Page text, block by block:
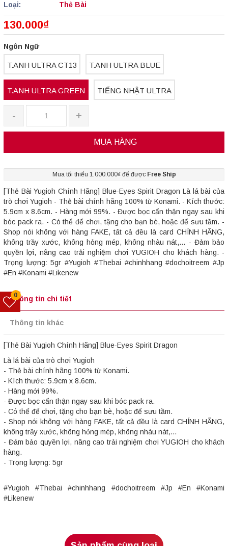
Loại:
Thẻ Bài
130.000₫
Ngôn Ngữ
T.ANH ULTRA CT13 T.ANH ULTRA BLUE
T.ANH ULTRA GREEN TIẾNG NHẬT ULTRA
- +
MUA HÀNG
Mua tối thiểu 1.000.000₫ để được Free Ship
[Thẻ Bài Yugioh Chính Hãng] Blue-Eyes Spirit Dragon Là lá bài của
trò chơi Yugioh - Thẻ bài chính hãng 100% từ Konami. - Kích thước:
5.9cm x 8.6cm. - Hàng mới 99%. - Được bọc cẩn thận ngay sau khi
bóc pack ra. - Có thể để chơi, tặng cho bạn bè, hoặc để sưu tầm. -
Shop nói không với hàng FAKE, tất cả đều là card CHÍNH HÃNG,
không trầy xước, không hỏng mép, không nhàu nát,... - Đảm bảo
quyền lợi, nâng cao trải nghiệm chơi YUGIOH cho khách hàng. -
Trọng lượng: 5gr #Yugioh #Thebai #chinhhang #dochoitreem #Jp
#En #Konami #Likenew
Thông tin chi tiết
Thông tin khác
[Thẻ Bài Yugioh Chính Hãng] Blue-Eyes Spirit Dragon
Là lá bài của trò chơi Yugioh
- Thẻ bài chính hãng 100% từ Konami.
- Kích thước: 5.9cm x 8.6cm.
- Hàng mới 99%.
- Được bọc cẩn thận ngay sau khi bóc pack ra.
- Có thể để chơi, tặng cho bạn bè, hoặc để sưu tầm.
- Shop nói không với hàng FAKE, tất cả đều là card CHÍNH HÃNG,
không trầy xước, không hỏng mép, không nhàu nát,...
- Đảm bảo quyền lợi, nâng cao trải nghiệm chơi YUGIOH cho khách
hàng.
- Trọng lượng: 5gr
#Yugioh #Thebai #chinhhang #dochoitreem #Jp #En #Konami
#Likenew
0